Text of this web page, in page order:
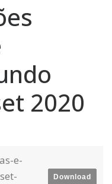
2020
e-
Download